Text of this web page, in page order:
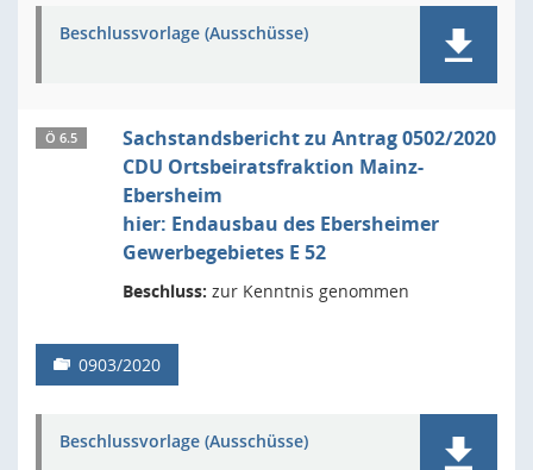
Beschlussvorlage (Ausschüsse)
Ö 6.5
Sachstandsbericht zu Antrag 0502/2020
CDU Ortsbeiratsfraktion Mainz-
Ebersheim
hier: Endausbau des Ebersheimer
Gewerbegebietes E 52
Beschluss: zur Kenntnis genommen
0903/2020
Beschlussvorlage (Ausschüsse)